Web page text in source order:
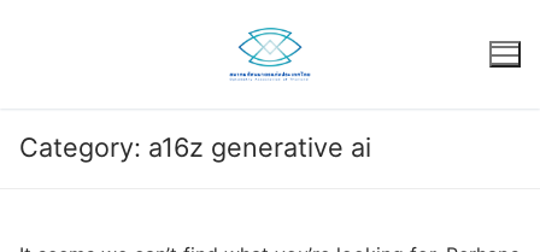
Category: a16z generative ai